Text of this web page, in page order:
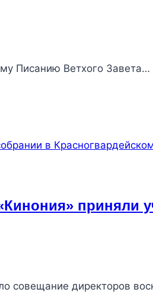
Писанию Ветхого Завета…
приняли
совещание директоров